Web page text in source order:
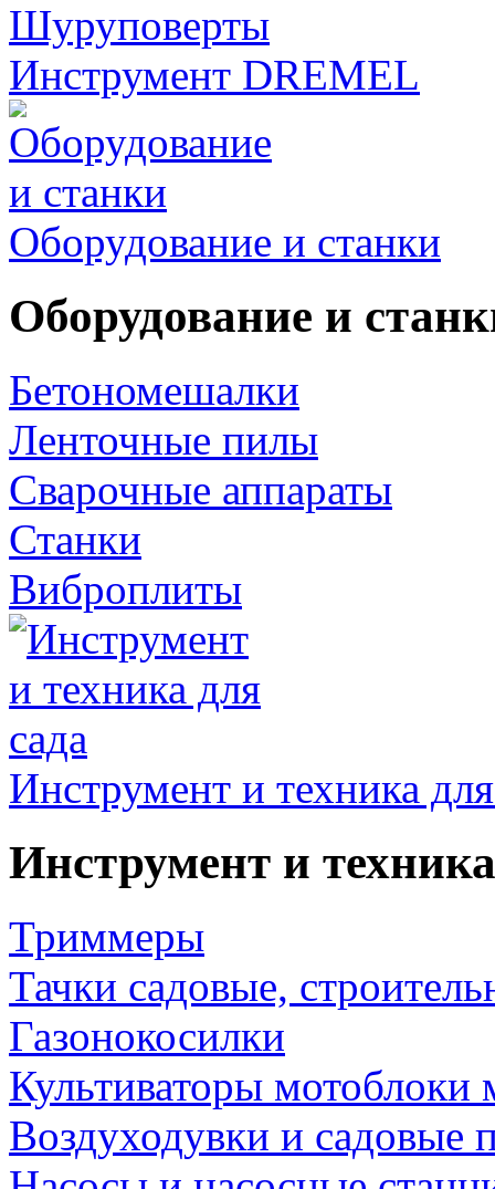
Шуруповерты
Инструмент DREMEL
Оборудование и станки
Оборудование и
Бетономешалки
Ленточные пилы
Сварочные аппараты
Станки
Виброплиты
Инструмент и техника
Инструмент и
Триммеры
Тачки садовые,
Газонокосилки
Культиваторы мотоблоки
Воздуходувки и садовые